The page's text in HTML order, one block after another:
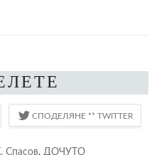
Спасов, ДОЧУТО